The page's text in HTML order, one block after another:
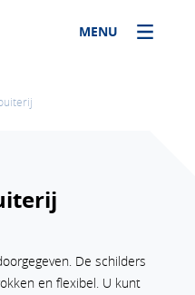
MENU
De schilders
en flexibel. U kunt